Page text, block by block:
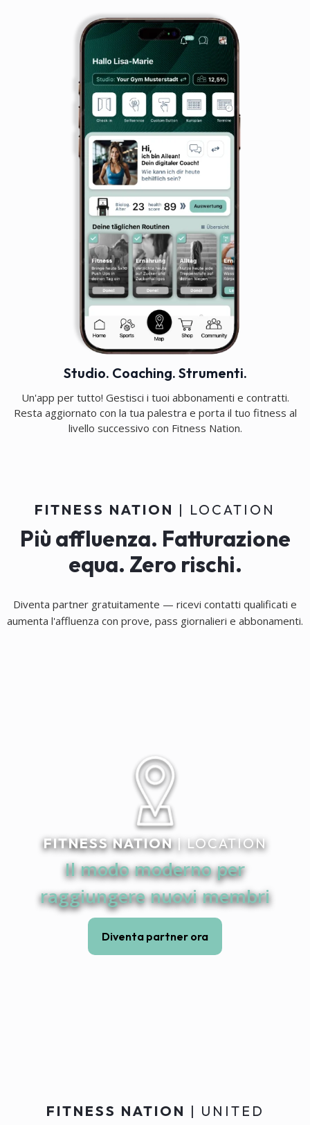
Studio. Coaching. Strumenti.
Un'app per tutto! Gestisci i tuoi abbonamenti e contratti.
Resta aggiornato con la tua palestra e porta il tuo fitness al
livello successivo con Fitness Nation.
FITNESS NATION | LOCATION
Più affluenza. Fatturazione
equa. Zero rischi.
Diventa partner gratuitamente — ricevi contatti qualificati e
aumenta l'affluenza con prove, pass giornalieri e abbonamenti.
FITNESS NATION| LOCATION
Il modo moderno per
raggiungere nuovi membri
Diventa partner ora
FITNESS NATION | UNITED